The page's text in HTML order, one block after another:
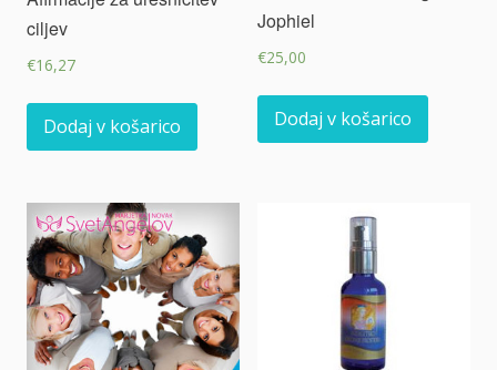
ciljev
€16,27
Dodaj v košarico
Jophiel
€25,00
Dodaj v košarico